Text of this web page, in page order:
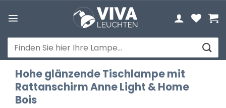
Inhalt
Suchen
nach:
Hohe glänzende Tischlampe mit
Rattanschirm Anne Light & Home
Bois